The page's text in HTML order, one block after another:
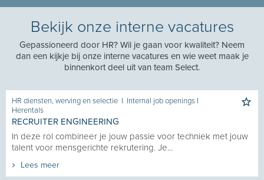
Bekijk onze interne vacatures
Gepassioneerd door HR? Wil je gaan voor kwaliteit? Neem
dan een kijkje bij onze interne vacatures en wie weet maak je
binnenkort deel uit van team Select.
HR diensten, werving en selectie I Internal job openings I
Herentals
RECRUITER ENGINEERING
In deze rol combineer je jouw passie voor techniek met jouw
talent voor mensgerichte rekrutering. Je...
Lees meer